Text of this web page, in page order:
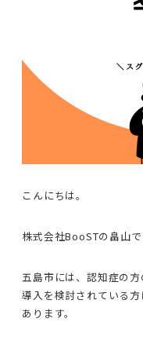
こんにちは。
株式会社BooSTの畠山で
五島市には、認知症の
導入を検討されている
あります。